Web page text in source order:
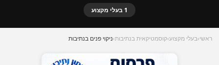
1 בעלי מקצוע
ראשי›בעלי מקצוע›קוסמטיקאית בנתיבות›ניקוי פנים בנתיבות